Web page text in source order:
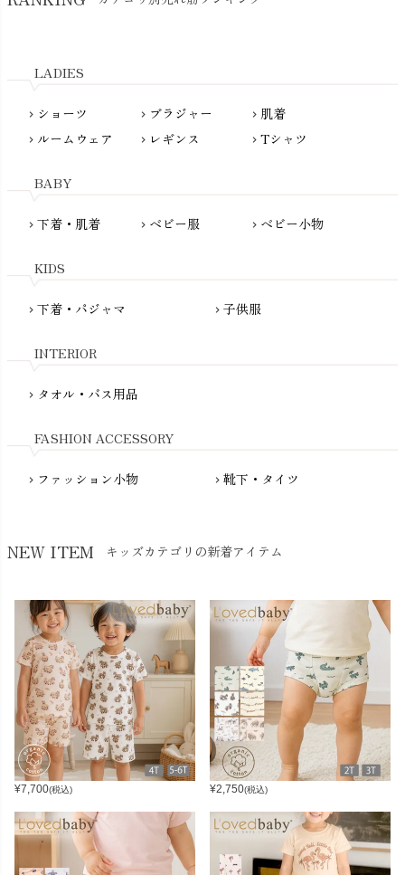
nanadecor（ナナデェコール）
PeopleTree（ピープルツリー）
PRISTINE（プリスティン）
fromF（フロムエフ）
Lovingly Organics（ラビングリー）
Madame MO（マダムモー）
maggies（マギーズ）
MATONA（マトナ）
mini rodini（ミニロディーニ）
My Little Cozmo（マイリトルコズモ）
NATURAPURA（ナチュラプラ）
NewNative（ニューネイティブ）
LADIES
chevron_right ショーツ chevron_right ブラジャー chevron_right 肌着
chevron_right ルームウェア chevron_right レギンス chevron_rightTシャツ
BABY
chevron_right 下着・肌着 chevron_right ベビー服 chevron_right ベビー小物
KIDS
chevron_right 下着・パジャマ chevron_right 子供服
INTERIOR
chevron_right タオル・バス用品
FASHION ACCESSORY
chevron_right ファッション小物 chevron_right 靴下・タイツ
NEW ITEM キッズカテゴリの新着アイテム
¥7,700(税込) ¥2,750(税込)